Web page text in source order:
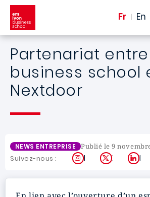
Aller au contenu principal
Fr En
Partenariat
business school
Nextdoor
NEWS ENTREPRISE Publié le 9
Suivez-nous : Instagram
X